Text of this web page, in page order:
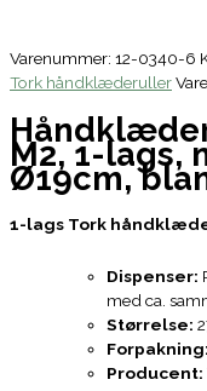
Varenummer: 12-0340-6
Tork håndklæderuller
M2, 1-lags,
Ø19cm,
1-lags Tork
Dispenser:
med ca.
Størrelse:
Forpakning:
Producent: